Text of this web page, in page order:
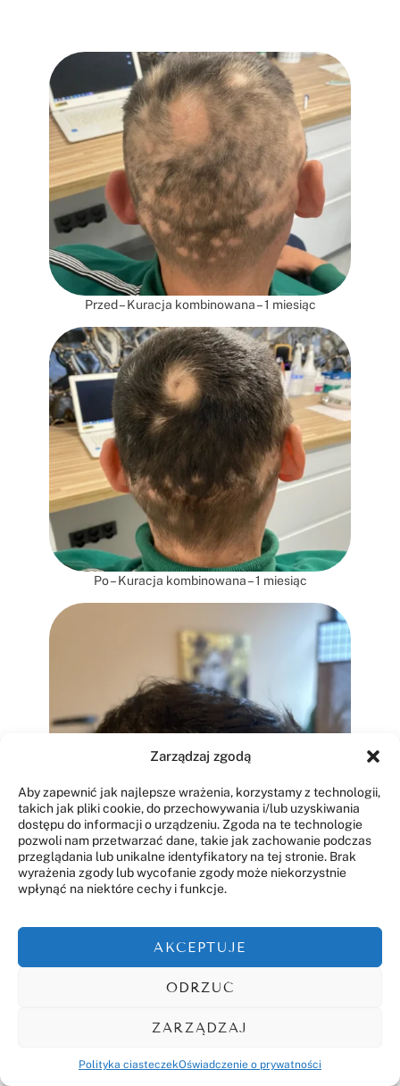
Zarządzaj zgodą
Aby zapewnić jak najlepsze wrażenia, korzystamy z technologii,
takich jak pliki cookie, do przechowywania i/lub uzyskiwania
dostępu do informacji o urządzeniu. Zgoda na te technologie
pozwoli nam przetwarzać dane, takie jak zachowanie podczas
przeglądania lub unikalne identyfikatory na tej stronie. Brak
wyrażenia zgody lub wycofanie zgody może niekorzystnie
wpłynąć na niektóre cechy i funkcje.
AKCEPTUJE
ODRZUĆ
ZARZĄDZAJ
Polityka ciasteczekOświadczenie o prywatności
Przed – Kuracja kombinowana – 1 miesiąc
Po – Kuracja kombinowana – 1 miesiąc